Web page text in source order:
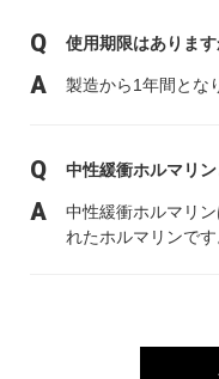
使用期限はあります
製造から1年間とな
中性緩衝ホルマリン
中性緩衝ホルマリ
れたホルマリンです